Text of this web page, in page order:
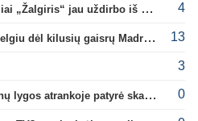
A. Tapinas atskleidė, kiek tiksliai „Žalgiris“ jau uždirbo iš UEFA premijų 4
L. Messi pasižymėjo kliniu poelgiu dėl kilusių gaisrų Madride 13
3
V. Dambrausko ekipa Čempionų lygos atrankoje patyrė skaudžią nesėkmę 0